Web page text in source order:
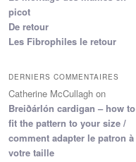
picot
De retour
Les Fibrophiles le retour
DERNIERS COMMENTAIRES
Catherine McCullagh on
Breiðárlón cardigan – how to
fit the pattern to your size /
comment adapter le patron à
votre taille